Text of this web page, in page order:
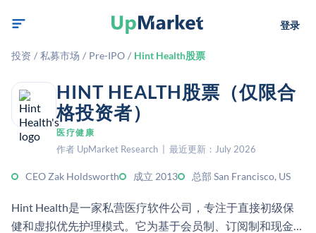
登录
投资 / 私募市场 / Pre-IPO / Hint Health股票
HINT HEALTH股票（仅限合
格投资者）
医疗健康
作者 UpMarket Research | 最近更新：July 2026
CEO Zak Holdsworth 成立 2013 总部 San Francisco, US
Hint Health是一家私营医疗软件公司，专注于直接初级保
健和虚拟优先护理模式。它为基于会员制、订阅制和现金支